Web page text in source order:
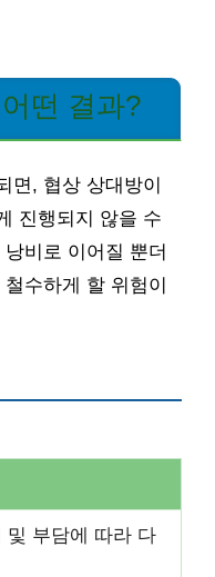
떤 결과?
면, 협상 상대방이
진행되지 않을 수
비로 이어질 뿐더
수하게 할 위험이
및 부담에 따라 다